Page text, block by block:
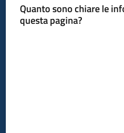
Quanto sono chiare le
questa pagina?